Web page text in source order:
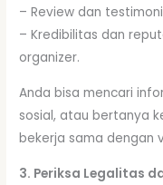
– Review dan
– Kredibilitas dan
organizer.
Anda bisa mencari
sosial, atau bertanya
bekerja sama dengan
3. Periksa Legalitas